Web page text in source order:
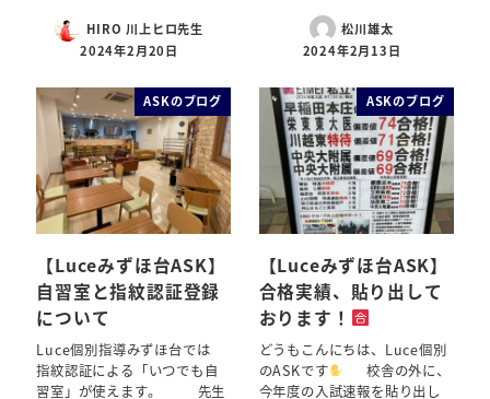
HIRO 川上ヒロ先生
2024年2月20日
松川雄太
2024年2月13日
ASKのブログ
【Luceみずほ台ASK】
自習室と指紋認証登録
について
Luce個別指導みずほ台では
指紋認証による「いつでも自
習室」が使えます。 先生
ASKのブログ
【Luceみずほ台ASK】
合格実績、貼り出して
おります！
どうもこんにちは、Luce個別
のASKです
校舎の外に、
今年度の入試速報を貼り出し